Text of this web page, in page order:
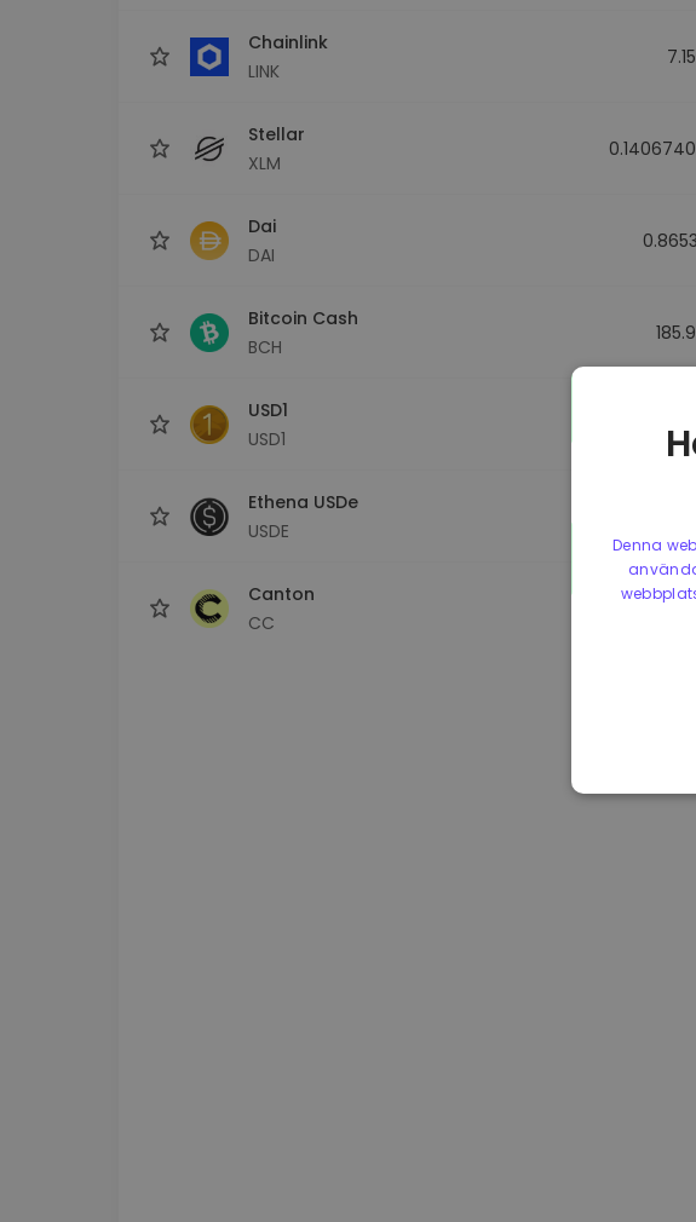
Chainlink
LINK
Stellar
XLM
Dai
DAI
Bitcoin Cash
BCH
USD1
USD1
Ethena USDe
USDE
Canton
CC
Denna